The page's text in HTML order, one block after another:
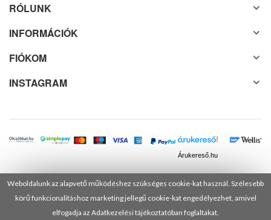
Weboldalunk az alapvető működéshez szükséges cookie-kat használ. Szélesebb
körű funkcionalitáshoz marketing jellegű cookie-kat engedélyezhet, amivel
elfogadja az Adatkezelési tájékoztatóban foglaltakat.
RÓLUNK
INFORMÁCIÓK
FIÓKOM
INSTAGRAM
Árukereső.hu
© 2025 Minden jog fenntartva! DANUSA Hungary Kft.